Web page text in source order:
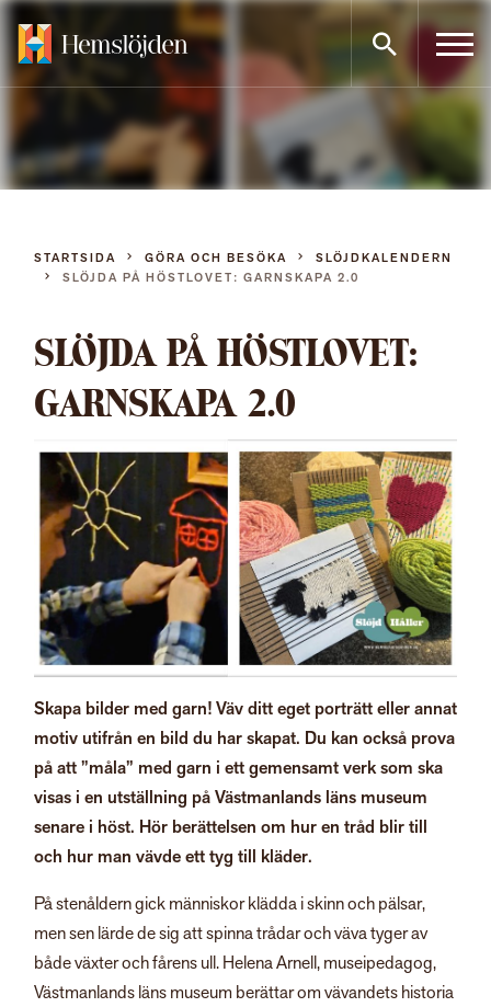
Gå
innehållet
STARTSIDA GÖRA OCH BESÖKA
SLÖJDKALENDERN
SLÖJDA PÅ HÖSTLOVET: GARNSKAPA 2.0
SLÖJDA PÅ HÖSTLOVET:
GARNSKAPA 2.0
Skapa bilder med garn! Väv ditt eget porträtt eller annat
motiv utifrån en bild du har skapat. Du kan också prova
på att ”måla” med garn i ett gemensamt verk som ska
visas i en utställning på Västmanlands läns museum
senare i höst. Hör berättelsen om hur en tråd blir till
och hur man vävde ett tyg till kläder.
På stenåldern gick människor klädda i skinn och pälsar,
men sen lärde de sig att spinna trådar och väva tyger av
både växter och fårens ull. Helena Arnell, museipedagog,
Västmanlands läns museum berättar om vävandets historia